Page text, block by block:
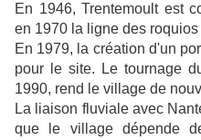
En 1946, Trentemoult est
en 1970 la ligne des
En 1979, la création d'un
pour le site. Le tournage
1990, rend le village de
La liaison fluviale avec
que le village dépende